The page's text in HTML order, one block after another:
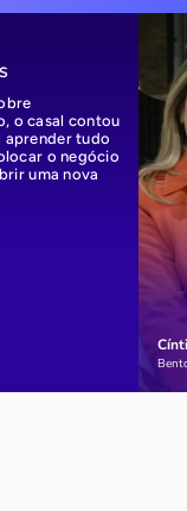
o casal contou
aprender tudo
o negócio
uma nova